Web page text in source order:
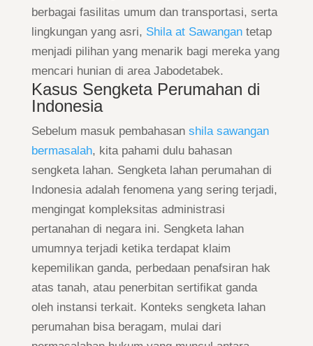
berbagai fasilitas umum dan transportasi, serta
lingkungan yang asri, Shila at Sawangantetap
menjadi pilihan yang menarik bagi mereka yang
mencari hunian di area Jabodetabek.
Kasus Sengketa Perumahan di
Indonesia
Sebelum masuk pembahasan shila sawangan
bermasalah, kita pahami dulu bahasan
sengketa lahan. Sengketa lahan perumahan di
Indonesia adalah fenomena yang sering terjadi,
mengingat kompleksitas administrasi
pertanahan di negara ini. Sengketa lahan
umumnya terjadi ketika terdapat klaim
kepemilikan ganda, perbedaan penafsiran hak
atas tanah, atau penerbitan sertifikat ganda
oleh instansi terkait. Konteks sengketa lahan
perumahan bisa beragam, mulai dari